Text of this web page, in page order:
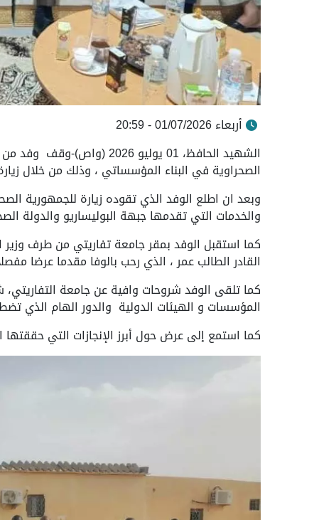
أربعاء 01/07/2026 - 20:59
الصحراوية في البناء المؤسساتي ، وذلك من خلال
وبعد ان اطلع الوفد الذي تقوده زيارة للجمهورية
والخدمات التي تقدمها جبهة البوليساريو والدولة
كما استقبل الوفد بمقر جامعة تفاريتي من طرف وزير
القادر الطالب عمر ، الذي رحب بالوفا مقدما عرضا
كما تلقى الوفد شروحات وافية عن جامعة
المؤسسات و الهيئات الدولية والدور الهام الذي
كما استمع إلى عرض حول أبرز الإنجازات التي